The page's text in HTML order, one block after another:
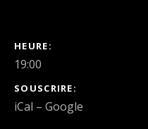
DÉTAILS DU CONCERT
HEURE
19:00
SOUSCRIRE
iCal Google